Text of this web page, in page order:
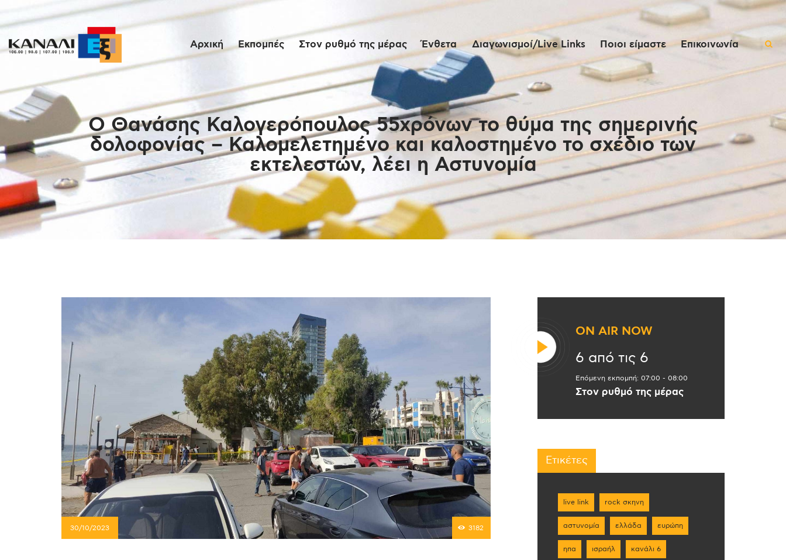
Αρχική Εκπομπές Στον ρυθμό της μέρας Ένθετα Διαγωνισμοί/Live Links Ποιοι είμαστε Επικοινωνία
Ο Θανάσης Καλογερόπουλος 55χρόνων το θύμα της σημερινής
δολοφονίας – Καλομελετημένο και καλοστημένο το σχέδιο των
εκτελεστών, λέει η Αστυνομία
Εκπομπές
Στον ρυθμό της
μέρας
Ένθετα
Διαγωνισμοί/Live
Links
Ποιοι είμαστε
30/10/2023 3182
ON AIR NOW
6 από τις 6
Επόμενη εκπομπή: 07:00 - 08:00
Στον ρυθμό της μέρας
Ετικέτες
live link rock σκηνη
αστυνομία ελλάδα ευρώπη
ηπα ισραήλ κανάλι 6